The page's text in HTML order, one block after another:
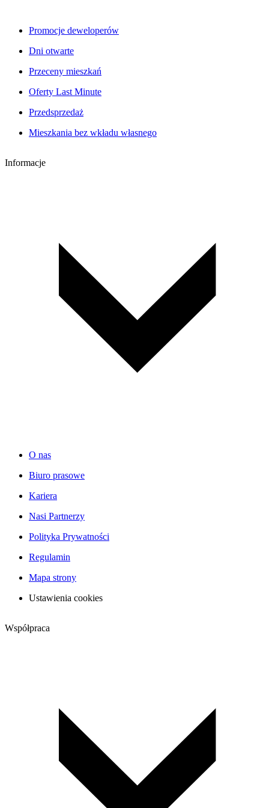
Promocje deweloperów
Dni otwarte
Przeceny mieszkań
Oferty Last Minute
Przedsprzedaż
Mieszkania bez wkładu własnego
Informacje
O nas
Biuro prasowe
Kariera
Nasi Partnerzy
Polityka Prywatności
Regulamin
Mapa strony
Ustawienia cookies
Współpraca